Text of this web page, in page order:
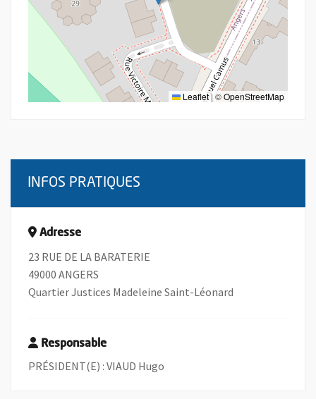
Leaflet| ©OpenStreetMap
INFOS PRATIQUES
Adresse
23 RUE DE LA BARATERIE
49000 ANGERS
Quartier Justices Madeleine Saint-Léonard
Responsable
PRÉSIDENT(E) : VIAUD Hugo